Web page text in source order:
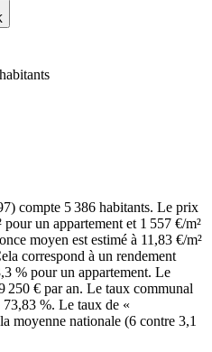
habitants
compte 5 386 habitants. Le prix
un appartement et 1 557 €/m²
moyen est estimé à 11,83 €/m²
correspond à un rendement
% pour un appartement. Le
250 € par an. Le taux communal
73,83 %. Le taux de «
moyenne nationale (6 contre 3,1